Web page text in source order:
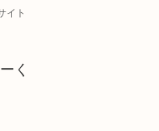
イト
く